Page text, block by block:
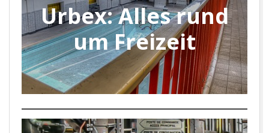
Urbex: Alles rund
um Freizeit